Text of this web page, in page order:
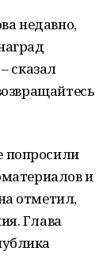
недавно,
сказал
попросили
и
отметил,
Глава